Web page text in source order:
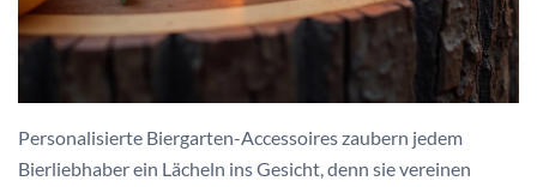
Personalisierte Biergarten-Accessoires zaubern jedem
Bierliebhaber ein Lächeln ins Gesicht, denn sie vereinen